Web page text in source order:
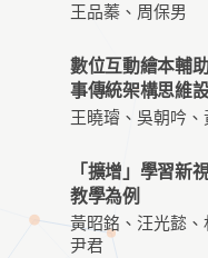
王品蓁、周保男
數位互動繪本輔
事傳統架構思維
王曉璿、吳朝吟
「擴增」學習新
教學為例
黃昭銘、汪光懿
尹君